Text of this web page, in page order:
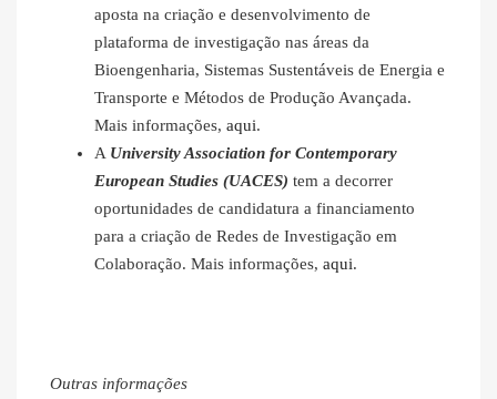
aposta na criação e desenvolvimento de
plataforma de investigação nas áreas da
Bioengenharia, Sistemas Sustentáveis de Energia e
Transporte e Métodos de Produção Avançada.
Mais informações, aqui.
A University Association for Contemporary
European Studies (UACES) tem a decorrer
oportunidades de candidatura a financiamento
para a criação de Redes de Investigação em
Colaboração. Mais informações, aqui.
Outras informações